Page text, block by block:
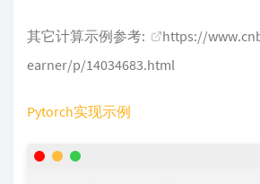
其它计算示例参考:
https://
earner/p/14034683.html
Pytorch实现示例